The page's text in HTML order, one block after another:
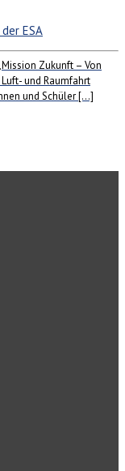
ESA
Zukunft – Von
und Raumfahrt
und Schüler […]